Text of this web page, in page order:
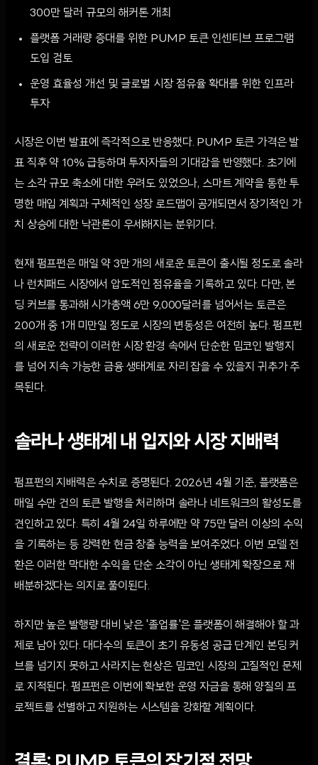
300만 달러 규모의 해커톤 개최
플랫폼 거래량 증대를 위한 PUMP 토큰 인센티브 프로그램
도입 검토
운영 효율성 개선 및 글로벌 시장 점유율 확대를 위한 인프라
투자
시장은 이번 발표에 즉각적으로 반응했다. PUMP 토큰 가격은 발
표 직후 약 10% 급등하며 투자자들의 기대감을 반영했다. 초기에
는 소각 규모 축소에 대한 우려도 있었으나, 스마트 계약을 통한 투
명한 매입 계획과 구체적인 성장 로드맵이 공개되면서 장기적인 가
치 상승에 대한 낙관론이 우세해지는 분위기다.
현재 펌프펀은 매일 약 3만 개의 새로운 토큰이 출시될 정도로 솔라
나 런치패드 시장에서 압도적인 점유율을 기록하고 있다. 다만, 본
딩 커브를 통과해 시가총액 6만 9,000달러를 넘어서는 토큰은
200개 중 1개 미만일 정도로 시장의 변동성은 여전히 높다. 펌프펀
의 새로운 전략이 이러한 시장 환경 속에서 단순한 밈코인 발행지
를 넘어 지속 가능한 금융 생태계로 자리 잡을 수 있을지 귀추가 주
목된다.
솔라나 생태계 내 입지와 시장 지배력
펌프펀의 지배력은 수치로 증명된다. 2026년 4월 기준, 플랫폼은
매일 수만 건의 토큰 발행을 처리하며 솔라나 네트워크의 활성도를
견인하고 있다. 특히 4월 24일 하루에만 약 75만 달러 이상의 수익
을 기록하는 등 강력한 현금 창출 능력을 보여주었다. 이번 모델 전
환은 이러한 막대한 수익을 단순 소각이 아닌 생태계 확장으로 재
배분하겠다는 의지로 풀이된다.
하지만 높은 발행량 대비 낮은 '졸업률'은 플랫폼이 해결해야 할 과
제로 남아 있다. 대다수의 토큰이 초기 유동성 공급 단계인 본딩 커
브를 넘기지 못하고 사라지는 현상은 밈코인 시장의 고질적인 문제
로 지적된다. 펌프펀은 이번에 확보한 운영 자금을 통해 양질의 프
로젝트를 선별하고 지원하는 시스템을 강화할 계획이다.